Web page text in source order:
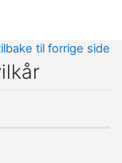
til forrige side